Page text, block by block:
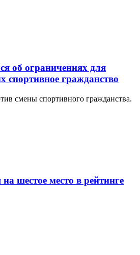
об ограничениях для
спортивное гражданство
смены спортивного гражданства.
шестое место в рейтинге